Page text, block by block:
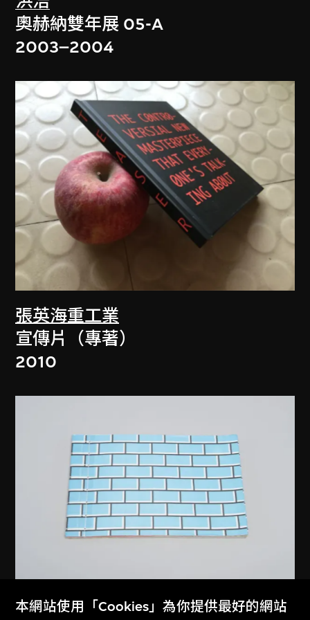
奧赫納雙年展 05-A
2003–2004
張英海重工業
宣傳片（專著）
2010
又一山人（黃炳培）
本網站使用「Cookies」為你提供最好的網站